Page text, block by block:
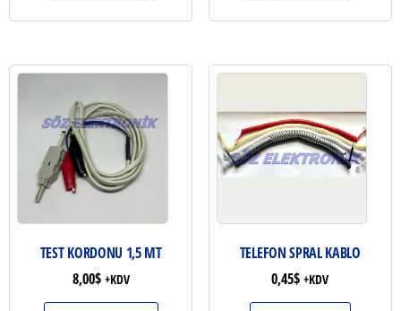
TEST KORDONU 1,5 MT
8,00$ +KDV
TELEFON SPRAL KABLO
0,45$ +KDV